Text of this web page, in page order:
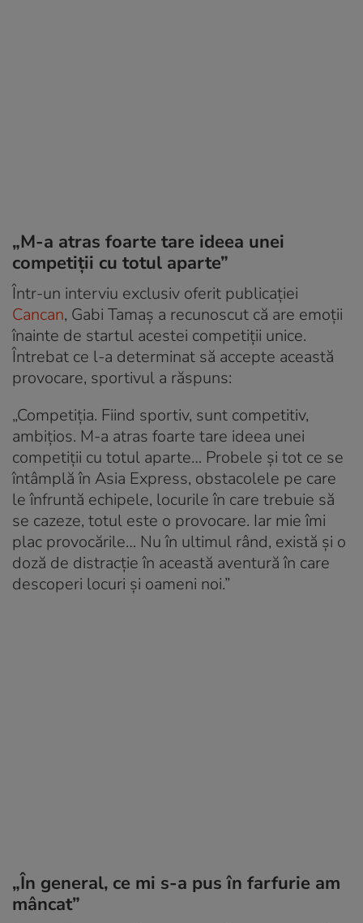
„M-a atras foarte tare ideea unei
competiții cu totul aparte”
Într-un interviu exclusiv oferit publicației
Cancan, Gabi Tamaș a recunoscut că are emoții
înainte de startul acestei competiții unice.
Întrebat ce l-a determinat să accepte această
provocare, sportivul a răspuns:
„Competiția. Fiind sportiv, sunt competitiv,
ambițios. M-a atras foarte tare ideea unei
competiții cu totul aparte… Probele și tot ce se
întâmplă în Asia Express, obstacolele pe care
le înfruntă echipele, locurile în care trebuie să
se cazeze, totul este o provocare. Iar mie îmi
plac provocările… Nu în ultimul rând, există și o
doză de distracție în această aventură în care
descoperi locuri și oameni noi.”
„În general, ce mi s-a pus în farfurie am
mâncat”